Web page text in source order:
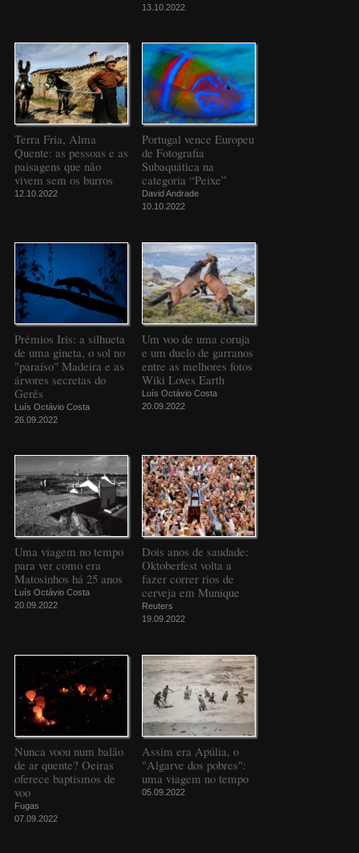
13.10.2022
Terra Fria, Alma
Quente: as pessoas e as
paisagens que não
vivem sem os burros
12.10.2022
Portugal vence Europeu
de Fotografia
Subaquática na
categoria “Peixe”
David Andrade
10.10.2022
Prémios Iris: a silhueta
de uma gineta, o sol no
"paraíso" Madeira e as
árvores secretas do
Gerês
Luís Octávio Costa
26.09.2022
Um voo de uma coruja
e um duelo de garranos
entre as melhores fotos
Wiki Loves Earth
Luís Octávio Costa
20.09.2022
Uma viagem no tempo
para ver como era
Matosinhos há 25 anos
Luís Octávio Costa
20.09.2022
Dois anos de saudade:
Oktoberfest volta a
fazer correr rios de
cerveja em Munique
Reuters
19.09.2022
Nunca voou num balão
de ar quente? Oeiras
oferece baptismos de
voo
Fugas
07.09.2022
Assim era Apúlia, o
"Algarve dos pobres":
uma viagem no tempo
05.09.2022